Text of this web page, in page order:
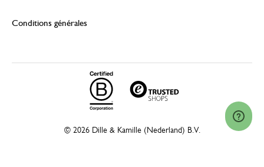
Conditions générales
© 2026 Dille & Kamille (Nederland) B.V.